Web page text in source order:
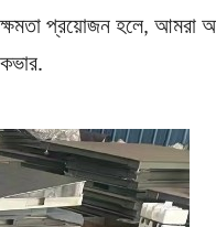
ক্ষমতা প্রয়োজন হলে, আমরা